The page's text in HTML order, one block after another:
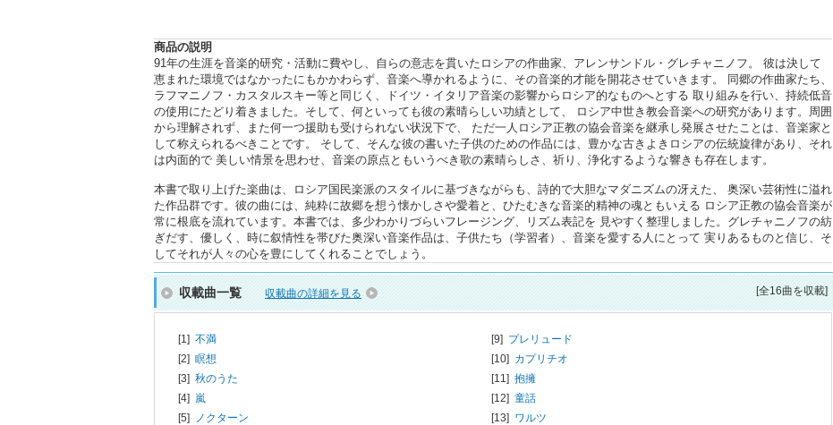
商品の説明
91年の生涯を音楽的研究・活動に費やし、自らの意志を貫いたロシアの作曲家、アレンサンドル・グレチャニノフ。 彼は決して
恵まれた環境ではなかったにもかかわらず、音楽へ導かれるように、その音楽的才能を開花させていきます。 同郷の作曲家たち、
ラフマニノフ・カスタルスキー等と同じく、ドイツ・イタリア音楽の影響からロシア的なものへとする 取り組みを行い、持続低音
の使用にたどり着きました。そして、何といっても彼の素晴らしい功績として、 ロシア中世き教会音楽への研究があります。周囲
から理解されず、また何一つ援助も受けられない状況下で、 ただ一人ロシア正教の協会音楽を継承し発展させたことは、音楽家と
して称えられるべきことです。 そして、そんな彼の書いた子供のための作品には、豊かな古きよきロシアの伝統旋律があり、それ
は内面的で 美しい情景を思わせ、音楽の原点ともいうべき歌の素晴らしさ、祈り、浄化するような響きも存在します。
本書で取り上げた楽曲は、ロシア国民楽派のスタイルに基づきながらも、詩的で大胆なマダニズムの冴えた、 奥深い芸術性に溢れ
た作品群です。彼の曲には、純粋に故郷を想う懐かしさや愛着と、ひたむきな音楽的精神の魂ともいえる ロシア正教の協会音楽が
常に根底を流れています。本書では、多少わかりづらいフレージング、リズム表記を 見やすく整理しました。グレチャニノフの紡
ぎだす、優しく、時に叙情性を帯びた奥深い音楽作品は、子供たち（学習者）、音楽を愛する人にとって 実りあるものと信じ、そ
してそれが人々の心を豊にしてくれることでしょう。
収載曲一覧 収載曲の詳細を見る [全16曲を収載]
[1] 不満
[2] 瞑想
[3] 秋のうた
[4] 嵐
[5] ノクターン
[9] プレリュード
[10] カプリチオ
[11] 抱擁
[12] 童話
[13] ワルツ